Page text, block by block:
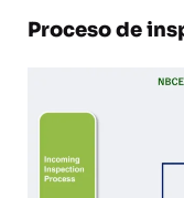
Proceso de